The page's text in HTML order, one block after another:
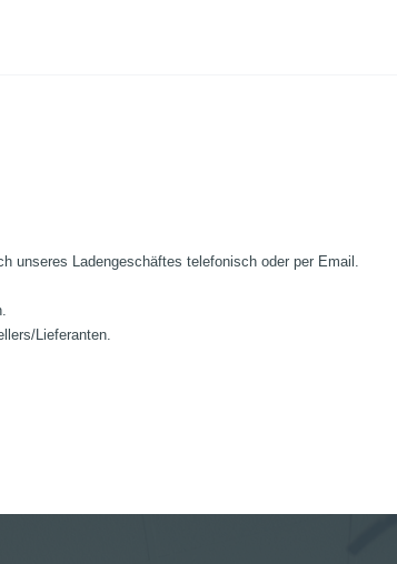
unseres Ladengeschäftes telefonisch oder per Email.
Lieferanten.